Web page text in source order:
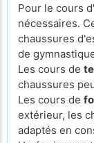
Pour le cours d'
nécessaires.
chaussures
de
Les cours de
chaussures
Les cours de
extérieur, les
adaptés en